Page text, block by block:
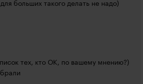
больших такого делать не надо)
тех, кто ОК, по вашему мнению?)